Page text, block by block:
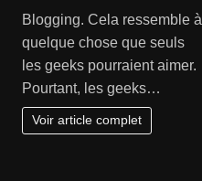
Blogging. Cela ressemble à
quelque chose que seuls
les geeks pourraient aimer.
Pourtant, les geeks…
Voir article complet